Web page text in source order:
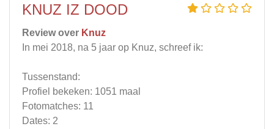
KNUZ IZ DOOD
Review over Knuz
In mei 2018, na 5 jaar op Knuz, schreef ik:
Tussenstand:
Profiel bekeken: 1051 maal
Fotomatches: 11
Dates: 2